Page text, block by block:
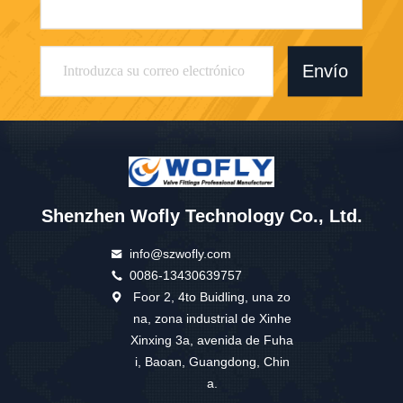
Envío
Shenzhen Wofly Technology Co., Ltd.
info@szwofly.com
0086-13430639757
Foor 2, 4to Buidling, una zo
na, zona industrial de Xinhe
Xinxing 3a, avenida de Fuha
i, Baoan, Guangdong, Chin
a.